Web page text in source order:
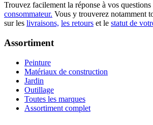
Trouvez facilement la réponse à vos questions
consommateur. Vous y trouverez notamment
sur les livraisons, les retours et le statut de
Assortiment
Peinture
Matériaux de construction
Jardin
Outillage
Toutes les marques
Assortiment complet